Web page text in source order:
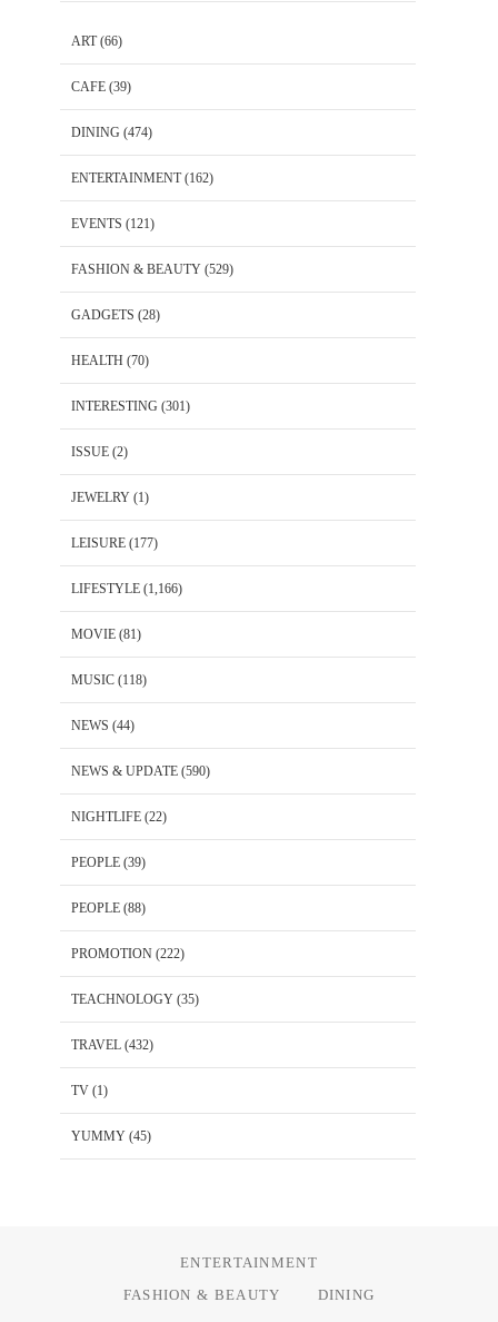
ART(66)
CAFE (39)
DINING (474)
ENTERTAINMENT(162)
EVENTS (121)
FASHION & BEAUTY (529)
GADGETS (28)
HEALTH (70)
INTERESTING (301)
ISSUE (2)
JEWELRY (1)
LEISURE (177)
LIFESTYLE (1,166)
MOVIE (81)
MUSIC (118)
NEWS (44)
NEWS & UPDATE (590)
NIGHTLIFE (22)
PEOPLE (39)
PEOPLE (88)
PROMOTION (222)
TEACHNOLOGY (35)
TRAVEL (432)
TV (1)
YUMMY (45)
ENTERTAINMENT
FASHION & BEAUTY
DINING